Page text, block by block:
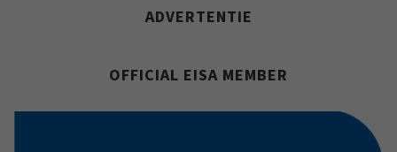
ADVERTENTIE
OFFICIAL EISA MEMBER